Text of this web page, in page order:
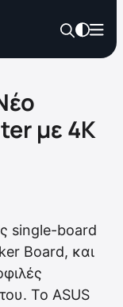
με 4Κ
single-board
Board, και
Το ASUS